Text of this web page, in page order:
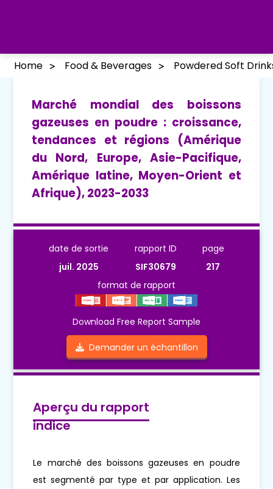
Home Food & Beverages Powdered Soft
Marché mondial des boissons
gazeuses en poudre : croissance,
tendances et régions (Amérique
du Nord, Europe, Asie-Pacifique,
Amérique latine, Moyen-Orient et
Afrique), 2023-2033
date de sortie
juil. 2025
rapport ID
SIF30679
page
217
format de rapport
Download Free Report Sample
Demander un échantillon
Aperçu du rapport
indice
Le marché des boissons gazeuses en poudre
est segmenté par type et par application. Les